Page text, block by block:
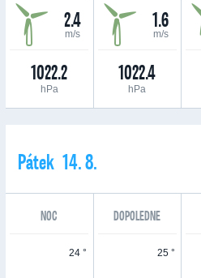
2.4
m/s
1022.2
hPa
1.6
m/s
1022.4
hPa
Pátek 14. 8.
NOC DOPOLEDNE
24 ° 25 °